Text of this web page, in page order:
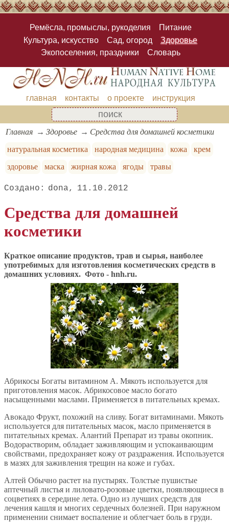
Ремёсла, промыслы, рукоделия
Питание
Культура, искусство
Сад, огород
Здоровье
Экопоселения, праздники
Словарь
главная контакты о проекте инструкция
Главная Здоровье
Средства для домашней косметики
натуральная косметика
народная медицина кожа
крем
здоровье
маска жирная кожа ягоды травы
dona 11.10.2012
Средства для домашней
косметики
Краткое описание продуктов, трав и сырья, наиболее
употребимых для изготовления косметических средств в
домашних условиях. Фото - hnh.ru.
Абрикосы Богаты витамином А. Мякоть используется для
приготовления масок. Абрикосовое масло богато
насыщенными маслами. Применяется в питательных кремах.
Авокадо Фрукт, похожий на сливу. Богат витаминами. Мякоть
используется для питательных масок, масло применяется в
питательных кремах. Алантий Препарат из травы окопник.
Водорастворим, обладает заживляющим и успокаивающим
свойствами, предохраняет кожу от раздражения. Используется
в мазях для заживления трещин на коже и губах.
Алтей Обычно растет на пустырях. Толстые пушистые
аптечный листья и лиловато-розовые цветки, появляющиеся в
соцветиях в середине лета. Одно из лучших средств для
лечения кашля и многих сердечных болезней. При наружном
применении снимает воспаление и облегчает боль в груди.